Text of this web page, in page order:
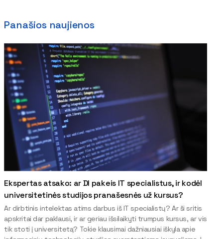
Panašios naujienos
Ekspertas atsako: ar DI pakeis IT specialistus, ir kodėl
universitetinės studijos pranašesnės už kursus?
Ar dirbtinis intelektas atims darbus iš IT specialistų? Ar ši sritis
apskritai dar paklausi, ir ar geriau išsilaikyti trumpus kursus, ar vis
tik stoti į universitetą? Tokie klausimai dažniausiai iškyla apie